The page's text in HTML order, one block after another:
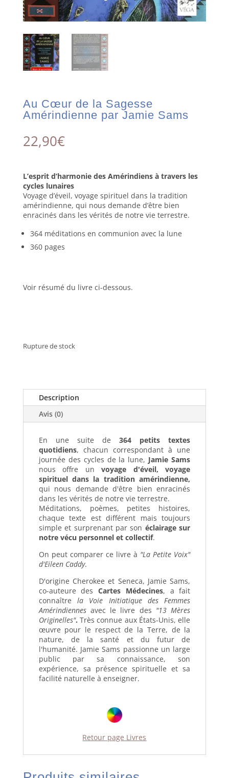
Au Cœur de la Sagesse
Amérindienne par Jamie Sams
22,90€
L’esprit d’harmonie des Amérindiens à travers les
cycles lunaires
Voyage d’éveil, voyage spirituel dans la tradition
amérindienne, qui nous demande d’être bien
enracinés dans les vérités de notre vie terrestre.
364 méditations en communion avec la lune
360 pages
Voir résumé du livre ci-dessous.
Rupture de stock
Description
Avis (0)
En une suite de364 petits textes
quotidiens, chacun correspondant à une
journée des cycles de la lune, Jamie Sams
nous offre unvoyage d'éveil, voyage
spirituel dans la tradition amérindienne,
qui nous demande d'être bien enracinés
dans les vérités de notre vie terrestre.
Méditations, poèmes, petites histoires,
chaque texte est différent mais toujours
simple et surprenant par son éclairage sur
notre vécu personnel et collectif.
On peut comparer ce livre à "La Petite Voix"
d'Eileen Caddy.
D'origine Cherokee et Seneca, Jamie Sams,
co-auteure desCartes Médecines, a fait
connaîtrela Voie Initiatique des Femmes
Amérindiennesavec le livre des "13 Mères
Originelles". Très connue aux États-Unis, elle
œuvre pour le respect de la Terre, de la
nature, de la santé et du futur de
l'humanité. Jamie Sams passionne un large
public par sa connaissance, son
expérience, sa présence spirituelle et sa
facilité naturelle à enseigner.
Retour page Livres